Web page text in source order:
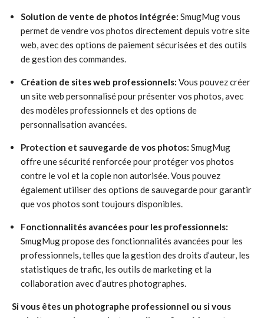
Solution de vente de photos intégrée: SmugMug vous
permet de vendre vos photos directement depuis votre site
web, avec des options de paiement sécurisées et des outils
de gestion des commandes.
Création de sites web professionnels: Vous pouvez créer
un site web personnalisé pour présenter vos photos, avec
des modèles professionnels et des options de
personnalisation avancées.
Protection et sauvegarde de vos photos: SmugMug
offre une sécurité renforcée pour protéger vos photos
contre le vol et la copie non autorisée. Vous pouvez
également utiliser des options de sauvegarde pour garantir
que vos photos sont toujours disponibles.
Fonctionnalités avancées pour les professionnels:
SmugMug propose des fonctionnalités avancées pour les
professionnels, telles que la gestion des droits d’auteur, les
statistiques de trafic, les outils de marketing et la
collaboration avec d’autres photographes.
Si vous êtes un photographe professionnel ou si vous